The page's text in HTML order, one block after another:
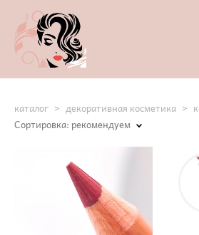
каталог > декоративная косметика >
Сортировка:рекомендуем